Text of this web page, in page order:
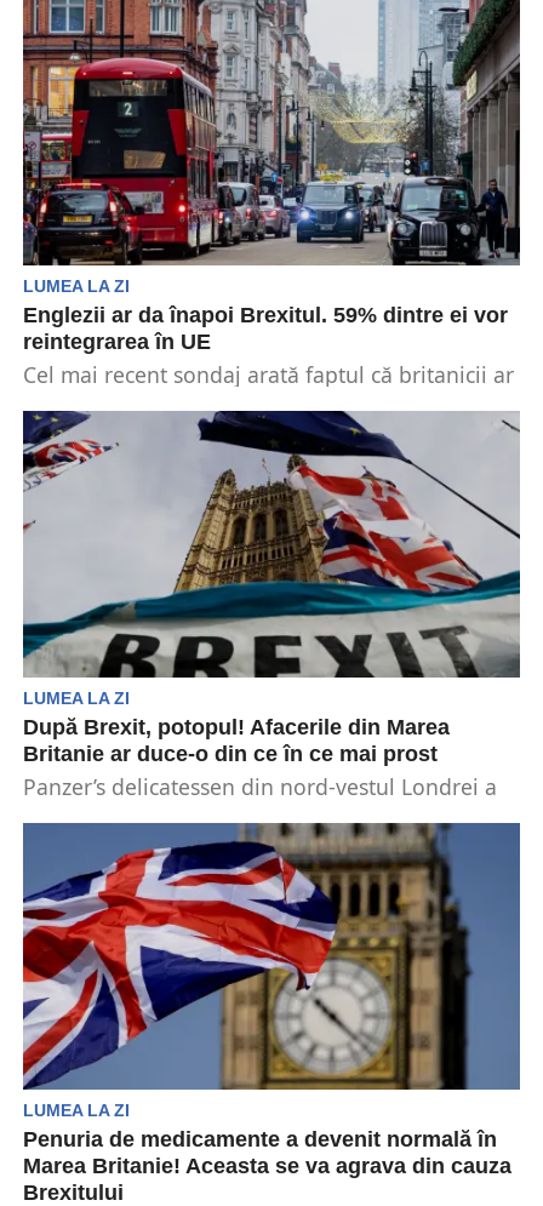
se stinge. Acesta trebuie să treacă acum la
detaliile...
LUMEA LA ZI
Englezii ar da înapoi Brexitul. 59% dintre ei vor
reintegrarea în UE
Cel mai recent sondaj arată faptul că britanicii ar
Votul...
LUMEA LA ZI
După Brexit, potopul! Afacerile din Marea
Britanie ar duce-o din ce în ce mai prost
Panzer’s delicatessen din nord-vestul Londrei a
de când Marea...
LUMEA LA ZI
Penuria de medicamente a devenit normală în
Marea Britanie! Aceasta se va agrava din cauza
Brexitului